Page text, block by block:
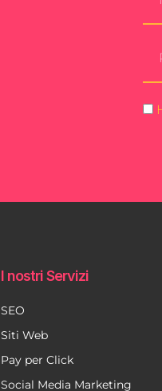
I nostri Servizi
SEO
Siti Web
Pay per Click
Social Media Marketing